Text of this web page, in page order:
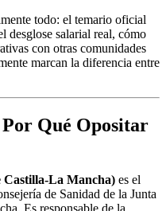
todo: el temario oficial
desglose salarial real, cómo
con otras comunidades
marcan la diferencia entre
Por Qué Opositar
Castilla-La Mancha) es el
de Sanidad de la Junta